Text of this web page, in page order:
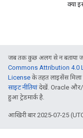
क्या
जब तक कुछ अलग से न बताया
Commons Attribution 4.0
License के तहत लाइसेंस मिला
साइट नीतियांदेखें. Oracle और/
हुआ ट्रेडमार्क है.
आखिरी बार 2025-07-25